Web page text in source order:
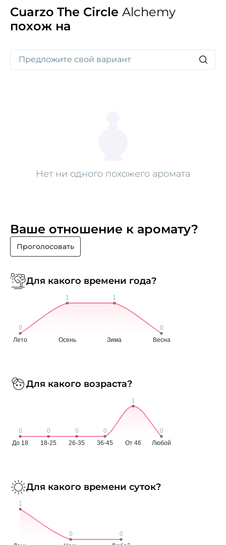
из которых способен оплодотворить друг друга,
счастливо объединяясь в магический парфюм. Этот
парфюм подарит вам душистые молекулы
Cuarzo The Circle Alchemy
похож на
Нет ни одного похожего аромата
Ваше отношение к аромату?
Проголосовать
Для какого времени года?
Для какого возраста?
Для какого времени суток?